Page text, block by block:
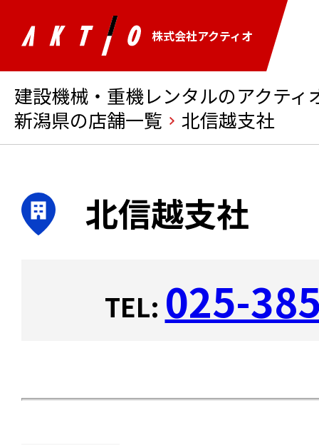
株式会社アクティオ
建設機械・重機レンタルのアクティ
新潟県の店舗一覧
北信越支社
北信越支社
TEL: 025-